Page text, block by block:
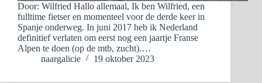
Door: Wilfried Hallo allemaal, Ik ben Wilfried, een
fulltime fietser en momenteel voor de derde keer in
Spanje onderweg. In juni 2017 heb ik Nederland
definitief verlaten om eerst nog een jaartje Franse
Alpen te doen (op de mtb, zucht).…
naargalicie
19 oktober 2023